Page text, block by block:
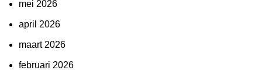
mei 2026
april 2026
maart 2026
februari 2026